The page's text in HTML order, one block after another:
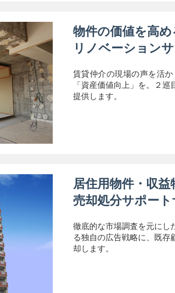
物件の価値を高め
リノベーション
賃貸仲介の現場の声を活
「資産価値向上」を。２
提供します。
居住用物件・収益
売却処分サポート
徹底的な市場調査を元にし
る独自の広告戦略に、既存
却します。